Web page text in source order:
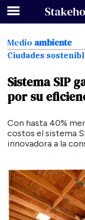
Medio ambiente
Ciudades
Sistema SIP
por su
Con hasta 40%
costos el sistema
innovadora a la